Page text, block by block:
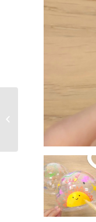
趣味卡通貼貼掛鐘工作